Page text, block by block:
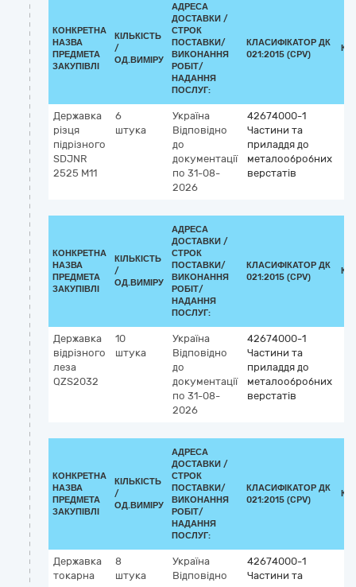
КОНКРЕТНА
НАЗВА
ПРЕДМЕТА
ЗАКУПІВЛІ
КІЛЬКІСТЬ
/
ОД.ВИМІРУ
АДРЕСА
ДОСТАВКИ /
СТРОК
ПОСТАВКИ/
ВИКОНАННЯ
РОБІТ/
НАДАННЯ
ПОСЛУГ:
КЛАСИФІКАТОР ДК
021:2015 (CPV)
Державка
різця
підрізного
SDJNR
2525 M11
6
штука
Україна
Відповідно
до
документації
по 31-08-
2026
42674000-1
Частини та
приладдя до
металообробних
верстатів
КОНКРЕТНА
НАЗВА
ПРЕДМЕТА
ЗАКУПІВЛІ
КІЛЬКІСТЬ
/
ОД.ВИМІРУ
АДРЕСА
ДОСТАВКИ /
СТРОК
ПОСТАВКИ/
ВИКОНАННЯ
РОБІТ/
НАДАННЯ
ПОСЛУГ:
КЛАСИФІКАТОР ДК
021:2015 (CPV)
Державка
відрізного
леза
QZS2032
10
штука
Україна
Відповідно
до
документації
по 31-08-
2026
42674000-1
Частини та
приладдя до
металообробних
верстатів
КОНКРЕТНА
НАЗВА
ПРЕДМЕТА
ЗАКУПІВЛІ
КІЛЬКІСТЬ
/
ОД.ВИМІРУ
АДРЕСА
ДОСТАВКИ /
СТРОК
ПОСТАВКИ/
ВИКОНАННЯ
РОБІТ/
НАДАННЯ
ПОСЛУГ:
КЛАСИФІКАТОР ДК
021:2015 (CPV)
Державка
токарна
8
штука
Україна
Відповідно
42674000-1
Частини та